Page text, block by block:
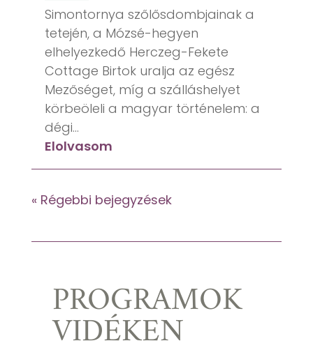
Simontornya szőlősdombjainak a
tetején, a Mózsé-hegyen
elhelyezkedő Herczeg-Fekete
Cottage Birtok uralja az egész
Mezőséget, míg a szálláshelyet
körbeöleli a magyar történelem: a
dégi...
Elolvasom
« Régebbi bejegyzések
PROGRAMOK
VIDÉKEN